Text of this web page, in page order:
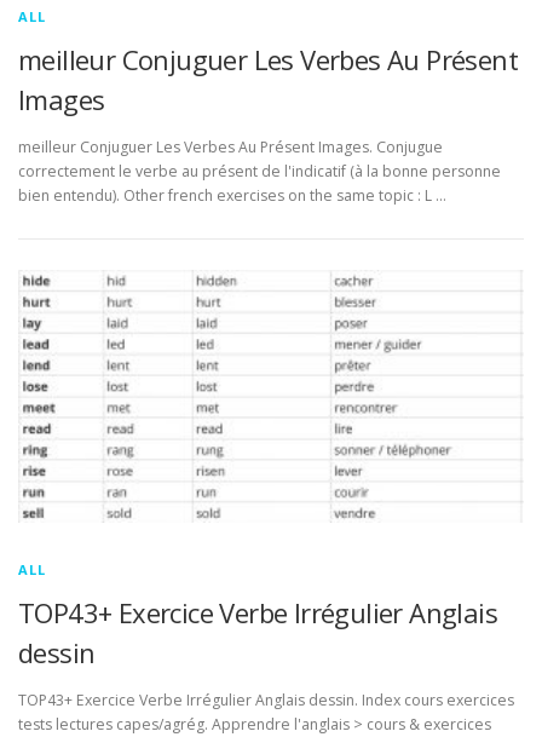
ALL
meilleur Conjuguer Les Verbes Au Présent
Images
meilleur Conjuguer Les Verbes Au Présent Images. Conjugue
correctement le verbe au présent de l'indicatif (à la bonne personne
bien entendu). Other french exercises on the same topic : L …
ALL
TOP43+ Exercice Verbe Irrégulier Anglais
dessin
TOP43+ Exercice Verbe Irrégulier Anglais dessin. Index cours exercices
tests lectures capes/agrég. Apprendre l'anglais > cours & exercices